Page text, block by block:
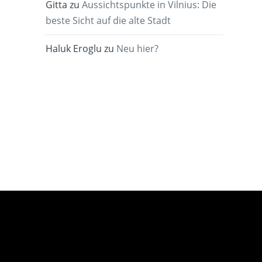
Gitta zuAussichtspunkte in Vilnius: Die
beste Sicht auf die alte Stadt
Haluk Eroglu zu Neu hier?